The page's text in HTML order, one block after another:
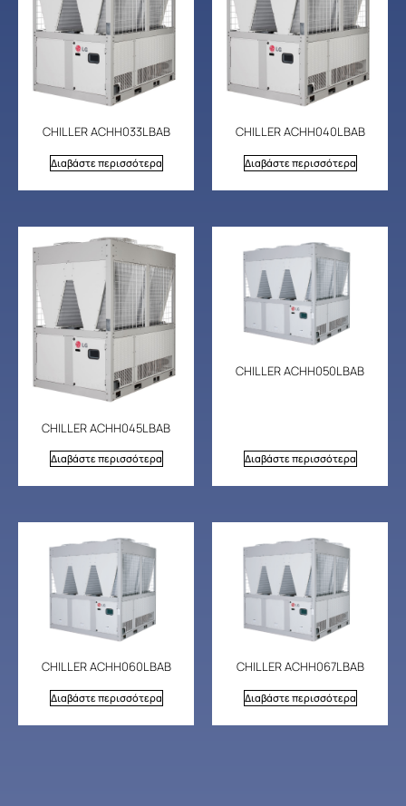
CHILLER ACHH033LBAB
Διαβάστε περισσότερα
CHILLER ACHH040LBAB
Διαβάστε περισσότερα
CHILLER ACHH045LBAB
Διαβάστε περισσότερα
CHILLER ACHH050LBAB
Διαβάστε περισσότερα
CHILLER ACHH060LBAB
Διαβάστε περισσότερα
CHILLER ACHH067LBAB
Διαβάστε περισσότερα